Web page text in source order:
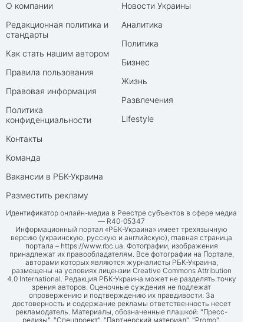
О компании
Редакционная политика и
стандарты
Как стать нашим автором
Правила пользования
Правовая информация
Политика
конфиденциальности
Контакты
Команда
Вакансии в РБК-Украина
Разместить рекламу
Новости Украины
Аналитика
Политика
Бизнес
Жизнь
Развлечения
Lifestyle
Идентификатор онлайн-медиа в Реестре субъектов в сфере медиа
— R40-05347
Информационный портал «РБК-Украина» имеет трехязычную
версию (украинскую, русскую и английскую), главная страница
портала – https://www.rbc.ua. Фотографии, изображения
принадлежат их правообладателям. Все фотографии на Портале,
авторами которых являются журналисты РБК-Украина,
размещены на условиях лицензии Creative Commons Attribution
4.0 International. Редакция РБК-Украина может не разделять точку
зрения авторов. Оценочные суждения не подлежат
опровержению и подтверждению их правдивости. За
достоверность и содержание рекламы ответственность несет
рекламодатель. Материалы, обозначенные плашкой: "Пресс-
релизы", "Спецпроект", "Партнерский материал", "Promo",